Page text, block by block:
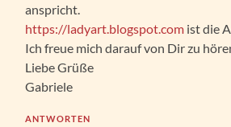
anspricht.
https://ladyart.blogspot.com ist die
Ich freue mich darauf von Dir zu
Liebe Grüße
Gabriele
ANTWORTEN